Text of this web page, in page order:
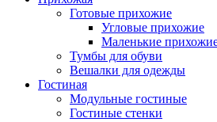
Готовые прихожие
Угловые прихожие
Маленькие
Тумбы для обуви
Вешалки для одежды
Гостиная
Модульные гостиные
Гостиные стенки